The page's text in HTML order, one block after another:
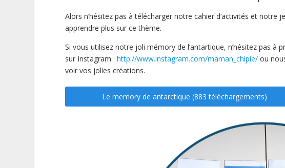
Alors n’hésitez pas à télécharger notre cahier d’activités et
apprendre plus sur ce thème.
Si vous utilisez notre joli mémory de l’antartique, n’hésitez pas à
sur Instagram :http://www.instagram.com/maman_chipie/ ou
voir vos jolies créations.
Le memory de antarctique (883 téléchargements)